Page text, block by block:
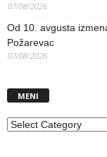
07/08/2026
Od 10. avgusta
Požarevac
07/08/2026
MENI
MENI